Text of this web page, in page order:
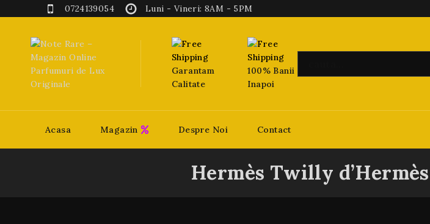
0724139054 Luni - Vineri: 8AM - 5PM
Garantam
Calitate
100% Banii
Inapoi
Acasa Magazin Despre Noi Contact
Hermès Twilly